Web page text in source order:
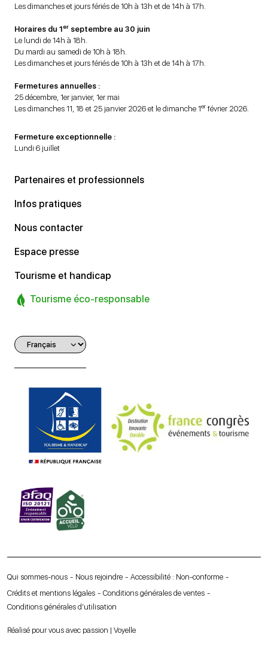
Les dimanches et jours fériés de 10h à 13h et de 14h à 17h.
Horaires du 1er septembre au 30 juin
Le lundi de 14h à 18h.
Du mardi au samedi de 10h à 18h.
Les dimanches et jours fériés de 10h à 13h et de 14h à 17h.
Fermetures annuelles :
25 décembre, 1er janvier, 1er mai
Les dimanches 11, 18 et 25 janvier 2026 et le dimanche 1er février 2026.
Fermeture exceptionnelle :
Lundi 6 juillet
Partenaires et professionnels
Infos pratiques
Nous contacter
Espace presse
Tourisme et handicap
Tourisme éco-responsable
Qui sommes-nous Nous rejoindre
Accessibilité : Non-conforme
Crédits et mentions légales
Conditions générales de ventes
Conditions générales d’utilisation
Réalisé pour vous avec passion | Voyelle